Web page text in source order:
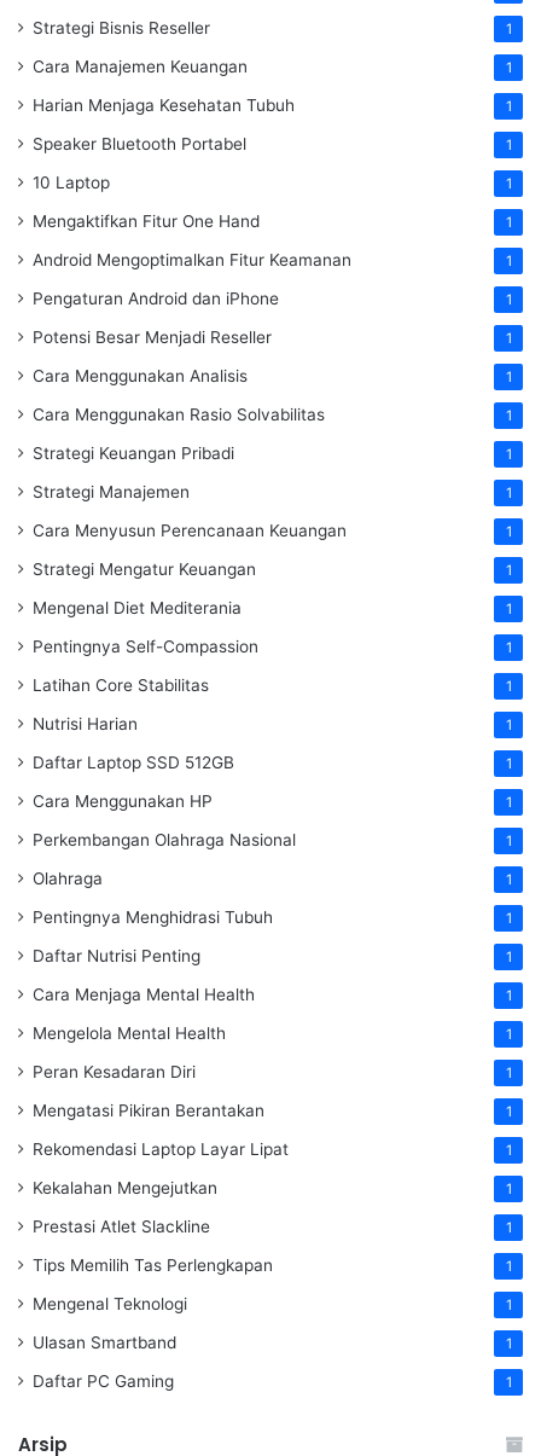
Strategi Bisnis Reseller 1
Cara Manajemen Keuangan 1
Harian Menjaga Kesehatan Tubuh 1
Speaker Bluetooth Portabel 1
10 Laptop 1
Mengaktifkan Fitur One Hand 1
Android Mengoptimalkan Fitur Keamanan 1
Pengaturan Android dan iPhone 1
Potensi Besar Menjadi Reseller 1
Cara Menggunakan Analisis 1
Cara Menggunakan Rasio Solvabilitas 1
Strategi Keuangan Pribadi 1
Strategi Manajemen 1
Cara Menyusun Perencanaan Keuangan 1
Strategi Mengatur Keuangan 1
Mengenal Diet Mediterania 1
Pentingnya Self-Compassion 1
Latihan Core Stabilitas 1
Nutrisi Harian 1
Daftar Laptop SSD 512GB 1
Cara Menggunakan HP 1
Perkembangan Olahraga Nasional 1
Olahraga 1
Pentingnya Menghidrasi Tubuh 1
Daftar Nutrisi Penting 1
Cara Menjaga Mental Health 1
Mengelola Mental Health 1
Peran Kesadaran Diri 1
Mengatasi Pikiran Berantakan 1
Rekomendasi Laptop Layar Lipat 1
Kekalahan Mengejutkan 1
Prestasi Atlet Slackline 1
Tips Memilih Tas Perlengkapan 1
Mengenal Teknologi 1
Ulasan Smartband 1
Daftar PC Gaming 1
Arsip